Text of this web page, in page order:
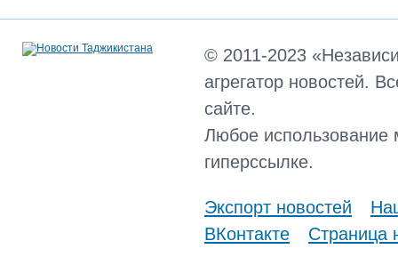
© 2011-2023
агрегатор новостей.
сайте.
Любое использование
гиперссылке.
Экспорт новостей
ВКонтакте
Страница